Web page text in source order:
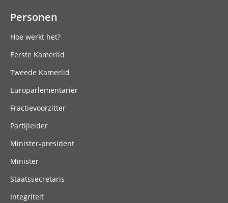
Personen
Hoe werkt het?
Eerste Kamerlid
Tweede Kamerlid
Europarlementariër
Fractievoorzitter
Partijleider
Minister-president
Minister
Staatssecretaris
Integriteit